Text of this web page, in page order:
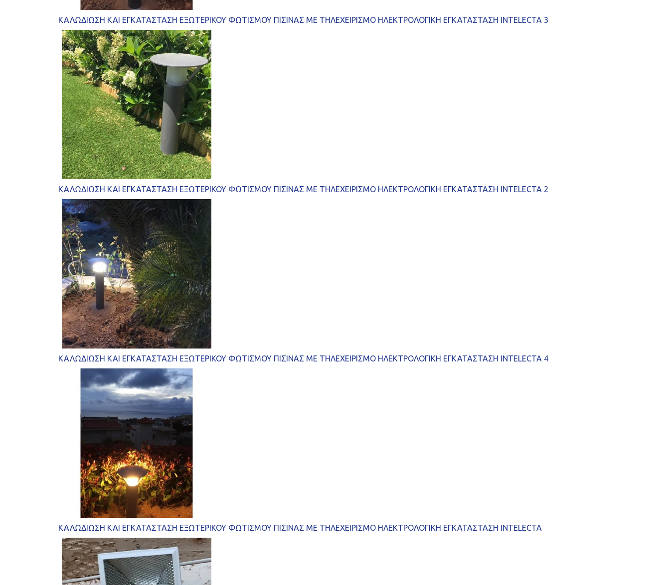
ΚΑΛΩΔΙΩΣΗ ΚΑΙ ΕΓΚΑΤΑΣΤΑΣΗ ΕΞΩΤΕΡΙΚΟΥ ΦΩΤΙΣΜΟΥ ΠΙΣΙΝΑΣ ΜΕ ΤΗΛΕΧΕΙΡΙΣΜΟ ΗΛΕΚΤΡΟΛΟΓΙΚΗ ΕΓΚΑΤΑΣΤΑΣΗ INTELECTA 3
ΚΑΛΩΔΙΩΣΗ ΚΑΙ ΕΓΚΑΤΑΣΤΑΣΗ ΕΞΩΤΕΡΙΚΟΥ ΦΩΤΙΣΜΟΥ ΠΙΣΙΝΑΣ ΜΕ ΤΗΛΕΧΕΙΡΙΣΜΟ ΗΛΕΚΤΡΟΛΟΓΙΚΗ ΕΓΚΑΤΑΣΤΑΣΗ INTELECTA 2
ΚΑΛΩΔΙΩΣΗ ΚΑΙ ΕΓΚΑΤΑΣΤΑΣΗ ΕΞΩΤΕΡΙΚΟΥ ΦΩΤΙΣΜΟΥ ΠΙΣΙΝΑΣ ΜΕ ΤΗΛΕΧΕΙΡΙΣΜΟ ΗΛΕΚΤΡΟΛΟΓΙΚΗ ΕΓΚΑΤΑΣΤΑΣΗ INTELECTA 4
ΚΑΛΩΔΙΩΣΗ ΚΑΙ ΕΓΚΑΤΑΣΤΑΣΗ ΕΞΩΤΕΡΙΚΟΥ ΦΩΤΙΣΜΟΥ ΠΙΣΙΝΑΣ ΜΕ ΤΗΛΕΧΕΙΡΙΣΜΟ ΗΛΕΚΤΡΟΛΟΓΙΚΗ ΕΓΚΑΤΑΣΤΑΣΗ INTELECTA